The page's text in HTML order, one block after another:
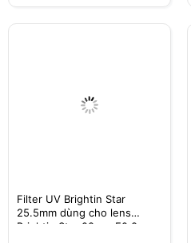
Filter UV Brightin Star
25.5mm dùng cho lens
Brightin Star 28mm F2.8